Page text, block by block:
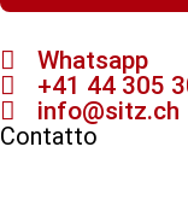
Whatsapp
+41 44 305
info@sitz.ch
Contatto